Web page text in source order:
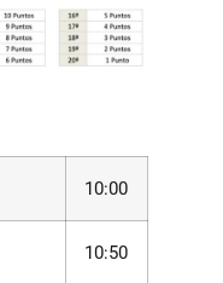
10:00
10:50